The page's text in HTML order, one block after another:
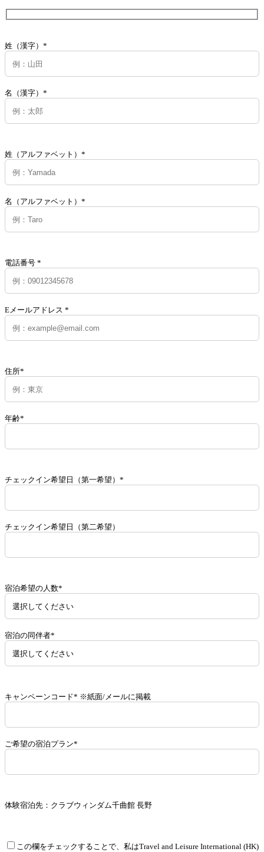
姓（漢字）*
名（漢字）*
姓（アルファベット）*
名（アルファベット）*
電話番号 *
Eメールアドレス *
住所*
年齢*
チェックイン希望日（第一希望）*
チェックイン希望日（第二希望）
宿泊希望の人数*
宿泊の同伴者*
キャンペーンコード* ※紙面/メールに掲載
ご希望の宿泊プラン*
体験宿泊先：クラブウィンダム千曲館 長野
この欄をチェックすることで、私はTravel and Leisure International (HK)